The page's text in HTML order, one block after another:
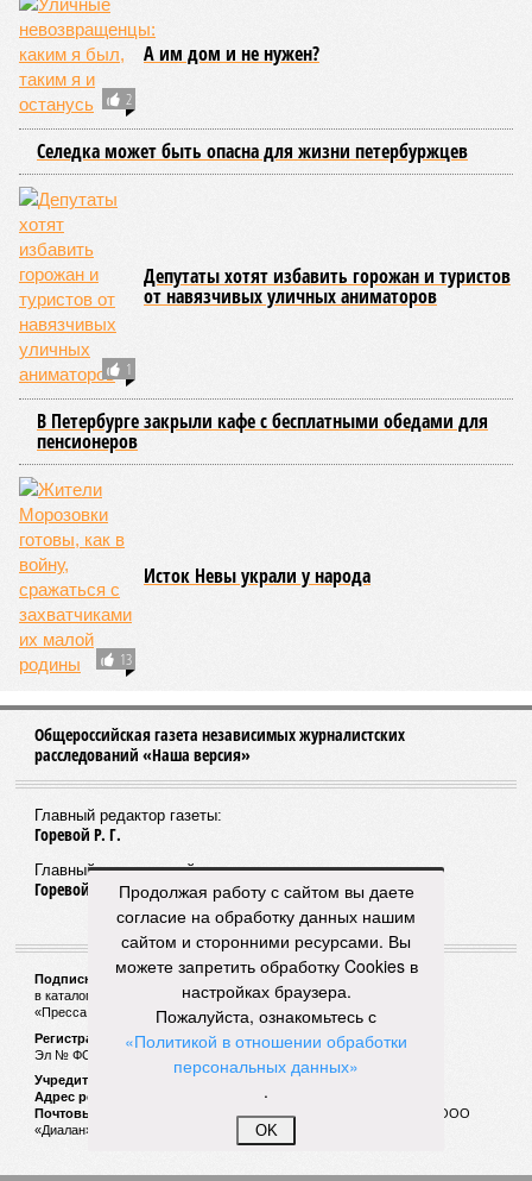
Мостовую на улице Репина переделают
Четвероклашек проэкзаменуют
Строительство метро – дело спортивное
В России нет рынка страхования строительных рисков
Петербург уступил лидерство по безработице
Лариса Луста:«Балом правит шоу-мафия»
ПМЭФ – домашние радости Кремля и Смольного
Скандал с олигархом Букато, светские тусовки
Десятки миллиардов на «распил»?
Неравнодушные жители приграничного Выборга
опасаются – сумасшедшие деньги снова
разворуют с попустительства властей
Продолжая работу с сайтом вы даете
согласие на обработку данных нашим
сайтом и сторонними ресурсами. Вы
можете запретить обработку Cookies в
настройках браузера.
Пожалуйста, ознакомьтесь с
«Политикой в отношении обработки
персональных данных»
.
OK